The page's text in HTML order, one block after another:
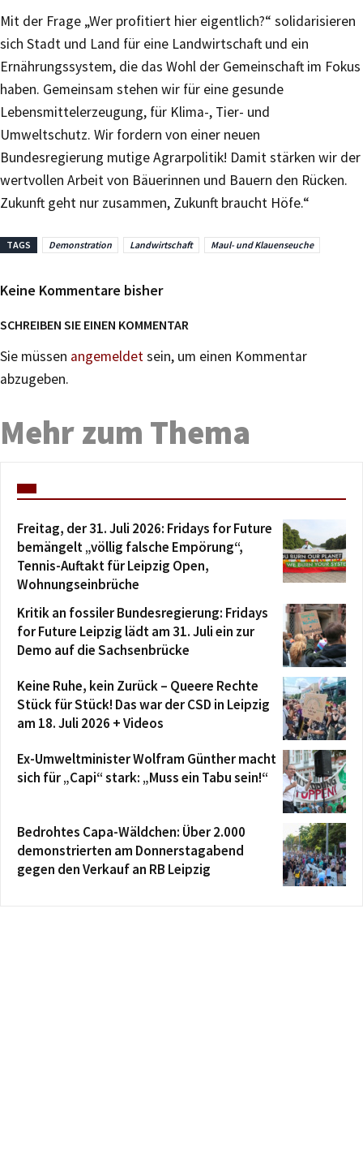
Mit der Frage „Wer profitiert hier eigentlich?“ solidarisieren
sich Stadt und Land für eine Landwirtschaft und ein
Ernährungssystem, die das Wohl der Gemeinschaft im Fokus
haben. Gemeinsam stehen wir für eine gesunde
Lebensmittelerzeugung, für Klima-, Tier- und
Umweltschutz. Wir fordern von einer neuen
Bundesregierung mutige Agrarpolitik! Damit stärken wir der
wertvollen Arbeit von Bäuerinnen und Bauern den Rücken.
Zukunft geht nur zusammen, Zukunft braucht Höfe.“
TAGS Demonstration Landwirtschaft Maul- und Klauenseuche
Keine Kommentare bisher
SCHREIBEN SIE EINEN KOMMENTAR
Sie müssen angemeldetsein, um einen Kommentar
abzugeben.
Mehr zum Thema
Freitag, der 31. Juli 2026: Fridays for Future
bemängelt „völlig falsche Empörung“,
Tennis-Auftakt für Leipzig Open,
Wohnungseinbrüche
Kritik an fossiler Bundesregierung: Fridays
for Future Leipzig lädt am 31. Juli ein zur
Demo auf die Sachsenbrücke
Keine Ruhe, kein Zurück – Queere Rechte
Stück für Stück! Das war der CSD in Leipzig
am 18. Juli 2026 + Videos
Ex-Umweltminister Wolfram Günther macht
sich für „Capi“ stark: „Muss ein Tabu sein!“
Bedrohtes Capa-Wäldchen: Über 2.000
demonstrierten am Donnerstagabend
gegen den Verkauf an RB Leipzig